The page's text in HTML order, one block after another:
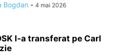
Bogdan - 4 mai 2026
l-a transferat pe Carl